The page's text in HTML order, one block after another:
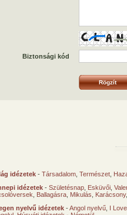
Biztonsági kód
idézetek - Társadalom Természet
idézetek - Születésnap Esküvői
Ballagásra Mikulás Karácsony
nyelvű idézetek -Angol nyelvű I